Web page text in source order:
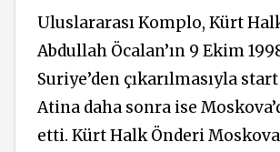
Uluslararası Komplo, Kürt
Abdullah Öcalan’ın 9 Ekim
Suriye’den çıkarılmasıyla start
Atina daha sonra ise
etti. Kürt Halk Önderi